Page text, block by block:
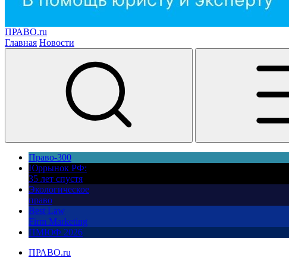
ПРАВО.ru
Главная Новости
Право-300
Юррынок РФ:
35 лет спустя
Экологическое
право
Best Law
Firm Marketing
ПМЮФ 2026
ПРАВО.ru